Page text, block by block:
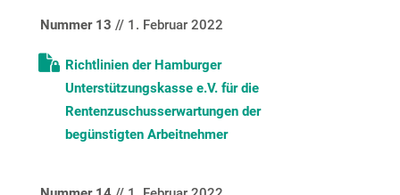
Nummer 13 // 1. Februar 2022
Richtlinien der Hamburger
Unterstützungskasse e.V. für die
Rentenzuschusserwartungen der
begünstigten Arbeitnehmer